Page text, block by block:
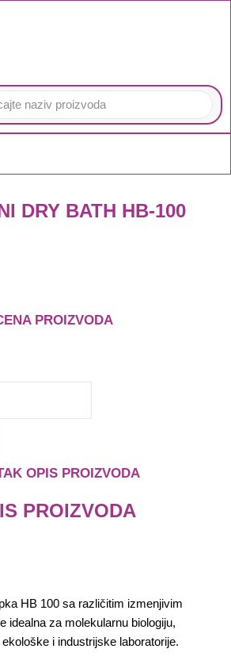
DRY BATH HB-100
PROIZVODA
OPIS PROIZVODA
PROIZVODA
HB 100 sa različitim izmenjivim
idealna za molekularnu biologiju,
i industrijske laboratorije.